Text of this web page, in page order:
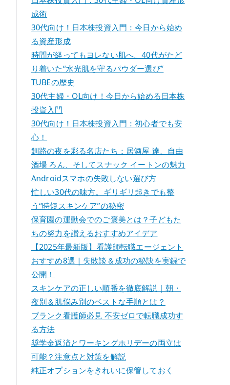
成術
30代向け！日本株投資入門：今日から始め
る資産形成
時間が経ってもヨレない肌へ。40代がたど
り着いた“水光肌を守るパウダー選び”
TUBEの歴史
30代主婦・OL向け！今日から始める日本株
投資入門
30代向け！日本株投資入門：初心者でも安
心！
釧路の夜を彩る名店たち：居酒屋 達、自由
酒場 ろん、そしてスナック イートンの魅力
Androidスマホの失敗しない選び方
忙しい30代の味方。ギリギリ起きでも整
う“時短スキンケア”の秘密
保育園の運動会でのご褒美とは？子どもた
ちの努力を讃えるおすすめアイデア
【2025年最新版】看護師転職エージェント
おすすめ8選｜失敗談＆成功の秘訣を実録で
公開！
スキンケアの正しい順番を徹底解説｜朝・
夜別＆肌悩み別のベストな手順とは？
ブランク看護師必見 不安ゼロで転職成功す
る方法
奨学金返済とワーキングホリデーの両立は
可能？注意点と対策を解説
純正オプションをきれいに保管しておく